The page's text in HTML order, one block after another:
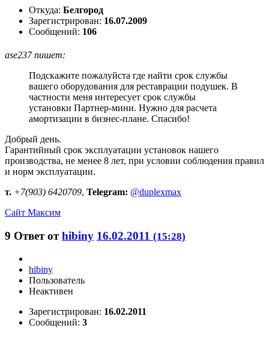
Откуда: Белгород
Зарегистрирован: 16.07.2009
Сообщений: 106
ase237 пишет:
Подскажите пожалуйста где найти срок службы
вашего оборудования для реставрации подушек. В
частности меня интересует срок службы
установки Партнер-мини. Нужно для расчета
амортизации в бизнес-плане. Спасибо!
Добрый день.
Гарантийный срок эксплуатации установок нашего
производства, не менее 8 лет, при условии соблюдения правил
и норм эксплуатации.
т. +7(903) 6420709, Telegram: @duplexmax
Сайт Максим
9 Ответ отhibiny 16.02.2011 (15:28)
hibiny
Пользователь
Неактивен
Зарегистрирован: 16.02.2011
Сообщений: 3